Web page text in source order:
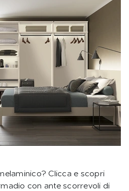
Clicca e scopri
con ante scorrevoli di